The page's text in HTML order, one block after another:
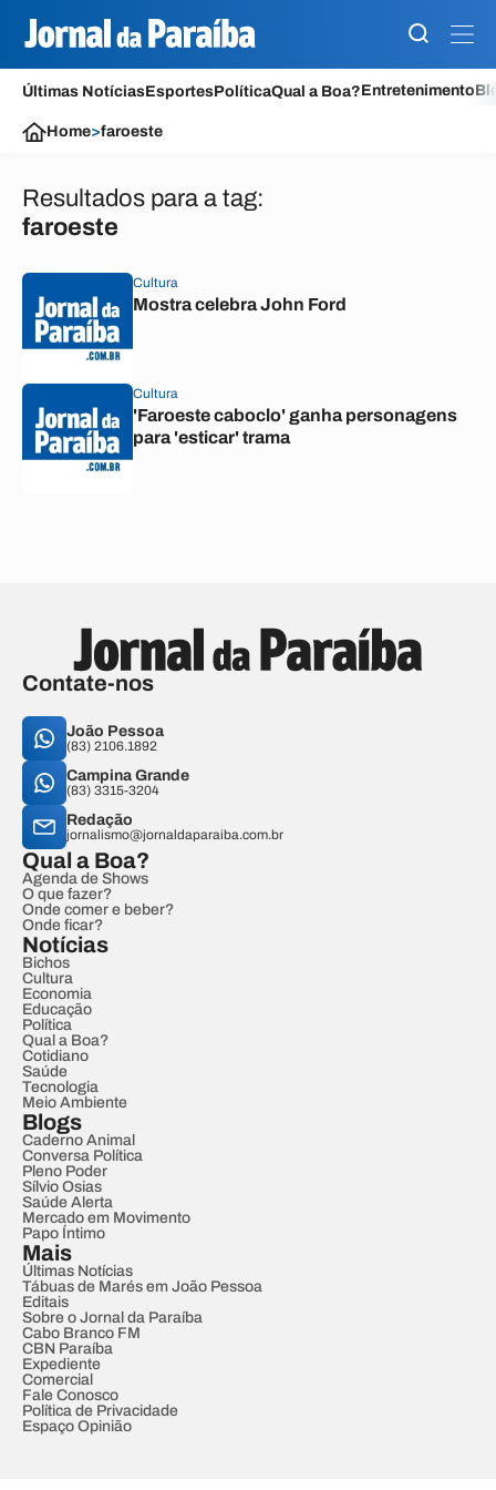
Últimas NotíciasEsportesPolíticaQual a Boa?Entretenimento
Home>faroeste
Resultados para a tag:
faroeste
Cultura
Mostra celebra John Ford
Cultura
'Faroeste caboclo' ganha personagens
para 'esticar' trama
Contate-nos
João Pessoa
(83) 2106.1892
Campina Grande
(83) 3315-3204
Redação
jornalismo@jornaldaparaiba.com.br
Qual a Boa?
Agenda de Shows
O que fazer?
Onde comer e beber?
Onde ficar?
Notícias
Bichos
Cultura
Economia
Educação
Política
Qual a Boa?
Cotidiano
Saúde
Tecnologia
Meio Ambiente
Blogs
Caderno Animal
Conversa Política
Pleno Poder
Sílvio Osias
Saúde Alerta
Mercado em Movimento
Papo Íntimo
Mais
Últimas Notícias
Tábuas de Marés em João Pessoa
Editais
Sobre o Jornal da Paraíba
Cabo Branco FM
CBN Paraíba
Expediente
Comercial
Fale Conosco
Política de Privacidade
Espaço Opinião